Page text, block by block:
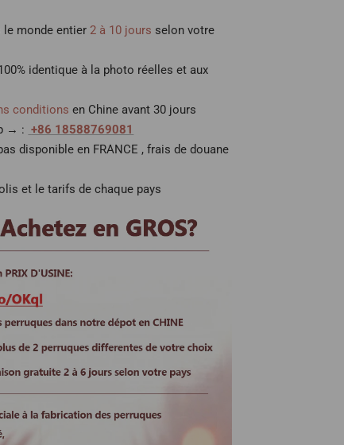
le monde entier 2 à 10 jours selon votre
identique à la photo réelles et aux
conditionsen Chine avant 30 jours
→ : +86 18588769081
disponible en FRANCE , frais de douane
et le tarifs de chaque pays